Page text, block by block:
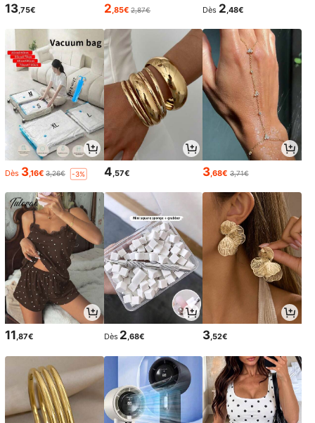
13,75€ 2,85€ 2,87€ Dès 2,48€
Dès 3,16€ 3,26€ -3% 4,57€ 3,68€ 3,71€
11,87€ Dès 2,68€ 3,52€